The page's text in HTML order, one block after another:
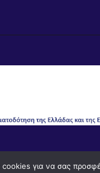
cookies για να σας